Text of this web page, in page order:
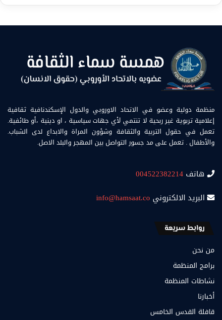
منظمة دولية وعضو في الاتحاد الاوروبي والدول الإسكندنافية ثقافية
إعلامية تربوية غير ربحية لا تنتمي لأي جهات سياسية ، او دينية ،أو طائفية.
تعمل في حقول التربية والثقافة وشؤون المراة والابداع لدى الشباب.
والأطفال . تعمل على مد جسور التواصل بين المهجر والبلد الاصل.
هاتف 004522382214
البريد الالكتروني info@hamsaat.co
روابط سريعة
من نحن
برامج المنظمة
نشاطات المنظمة
أخبارنا
قافلة القدس الخامس